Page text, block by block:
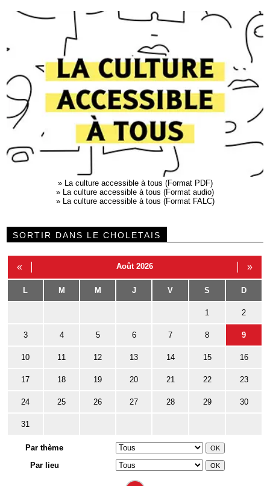
» La culture accessible à tous (Format PDF)
» La culture accessible à tous (Format audio)
» La culture accessible à tous (Format FALC)
SORTIR DANS LE CHOLETAIS
« Août 2026 »
L M M J V S D
1 2
3 4 5 6 7 8 9
10 11 12 13 14 15 16
17 18 19 20 21 22 23
24 25 26 27 28 29 30
31
Par thème
Par lieu